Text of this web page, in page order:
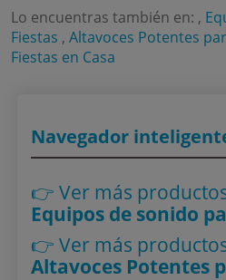
Lo encuentras también en: ,
Fiestas ,Altavoces Potentes
Fiestas en Casa
Navegador
👉 Ver más
Equipos de sonido
👉 Ver más
Altavoces Potentes